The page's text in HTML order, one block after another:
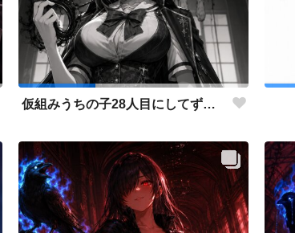
仮組みうちの子28人目にしてずっと作りたかった仕事人ポジション。